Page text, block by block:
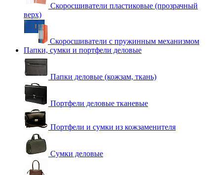
Скоросшиватели пластиковые (прозрачный
верх)
Скоросшиватели с пружинным механизмом
Папки, сумки и портфели деловые
Папки деловые (кожзам, ткань)
Портфели деловые тканевые
Портфели и сумки из кожзаменителя
Сумки деловые